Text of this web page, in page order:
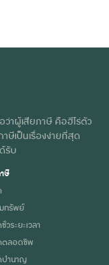
ว่าผู้เสียภาษี คือฮีโร่ตัว
ษีเป็นเรื่องง่ายที่สุด
รับ
ษี
ทรัพย์
วระยะเวลา
ตลอดชีพ
บำนาญ